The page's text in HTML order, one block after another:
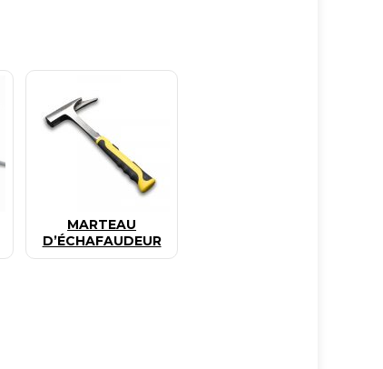
MARTEAU
D’ÉCHAFAUDEUR